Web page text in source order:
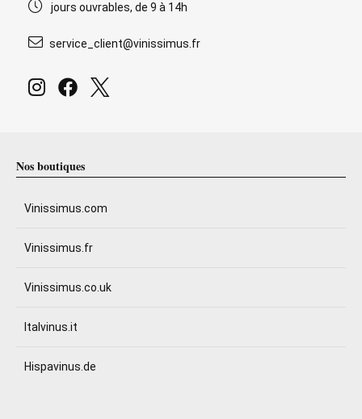
jours ouvrables, de 9 à 14h
service_client@vinissimus.fr
Nos boutiques
Vinissimus.com
Vinissimus.fr
Vinissimus.co.uk
Italvinus.it
Hispavinus.de